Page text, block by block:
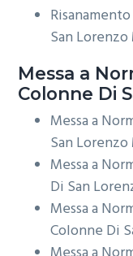
San
Messa a
Colonne Di
Messa a
San
Messa a
Di San
Messa a
Colonne Di